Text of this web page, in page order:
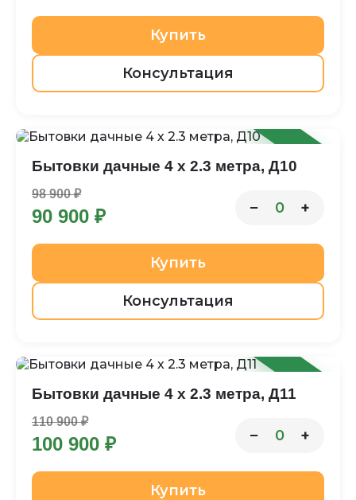
Купить
Консультация
-8%
Бытовки дачные 4 х 2.3 метра, Д10
98 900 ₽
90 900 ₽ − 0 +
Купить
Консультация
-9%
Бытовки дачные 4 х 2.3 метра, Д11
110 900 ₽
100 900 ₽ − 0 +
Купить